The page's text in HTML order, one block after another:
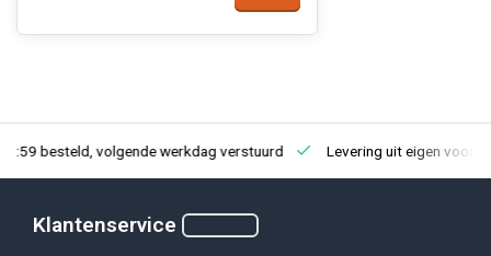
besteld, volgende werkdag verstuurd Levering uit eigen
Klantenservice